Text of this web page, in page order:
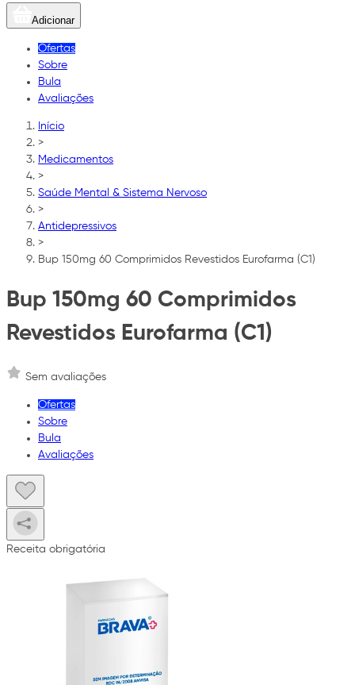
Adicionar
Ofertas
Sobre
Bula
Avaliações
Início
>
Medicamentos
>
Saúde Mental & Sistema Nervoso
>
Antidepressivos
>
Bup 150mg 60 Comprimidos Revestidos Eurofarma (C1)
Bup 150mg 60 Comprimidos
Revestidos Eurofarma (C1)
Sem avaliações
Ofertas
Sobre
Bula
Avaliações
Receita obrigatória